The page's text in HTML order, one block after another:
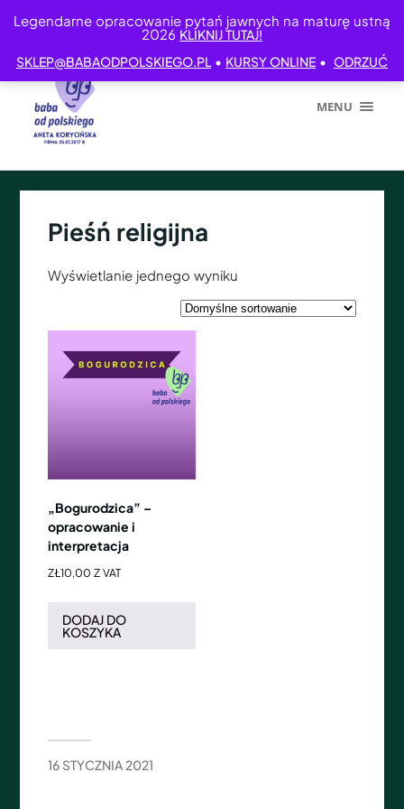
Legendarne opracowanie pytań jawnych na maturę ustną
2026 KLIKNIJ TUTAJ!
SKLEP@BABAODPOLSKIEGO.PL • KURSY ONLINE • ODRZUĆ
MENU
Pieśń religijna
Wyświetlanie jednego wyniku
„Bogurodzica” –
opracowanie i
interpretacja
ZŁ10,00 Z VAT
DODAJ DO
KOSZYKA
16 STYCZNIA 2021